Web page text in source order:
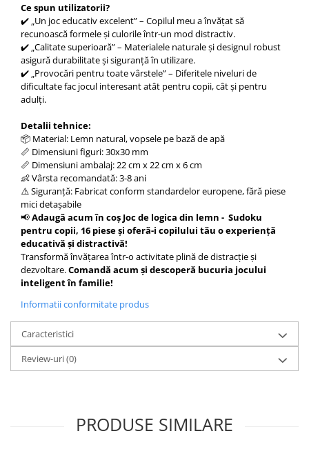
Ce spun utilizatorii?
✔️ „Un joc educativ excelent” – Copilul meu a învățat să
recunoască formele și culorile într-un mod distractiv.
✔️ „Calitate superioară” – Materialele naturale și designul robust
asigură durabilitate și siguranță în utilizare.
✔️ „Provocări pentru toate vârstele” – Diferitele niveluri de
dificultate fac jocul interesant atât pentru copii, cât și pentru
adulți.
Detalii tehnice:
📦 Material: Lemn natural, vopsele pe bază de apă
📏 Dimensiuni figuri: 30x30 mm
📏 Dimensiuni ambalaj: 22 cm x 22 cm x 6 cm
👶 Vârsta recomandată: 3-8 ani
⚠️ Siguranță: Fabricat conform standardelor europene, fără piese
mici detașabile
📢Adaugă acum în coș Joc de logica din lemn - Sudoku
pentru copii, 16 piese și oferă-i copilului tău o experiență
educativă și distractivă!
Transformă învățarea într-o activitate plină de distracție și
dezvoltare.Comandă acum și descoperă bucuria jocului
inteligent în familie!
Informatii conformitate produs
Caracteristici
Review-uri(0)
PRODUSE SIMILARE